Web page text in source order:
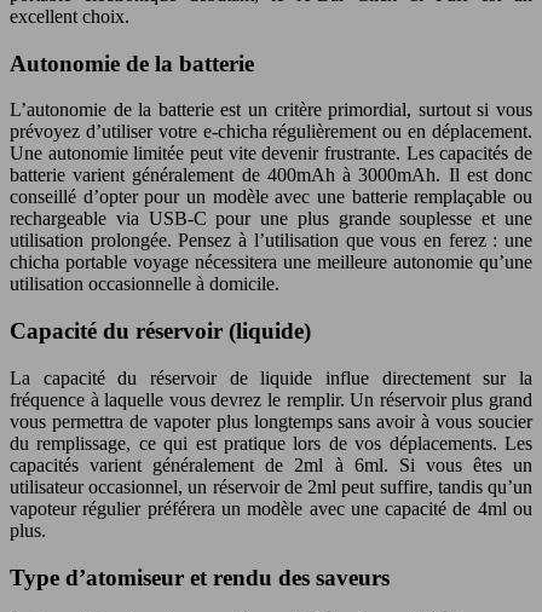
excellent choix.
Autonomie de la batterie
L’autonomie de la batterie est un critère primordial, surtout si vous
prévoyez d’utiliser votre e-chicha régulièrement ou en déplacement.
Une autonomie limitée peut vite devenir frustrante. Les capacités de
batterie varient généralement de 400mAh à 3000mAh. Il est donc
conseillé d’opter pour un modèle avec une batterie remplaçable ou
rechargeable via USB-C pour une plus grande souplesse et une
utilisation prolongée. Pensez à l’utilisation que vous en ferez : une
chicha portable voyage nécessitera une meilleure autonomie qu’une
utilisation occasionnelle à domicile.
Capacité du réservoir (liquide)
La capacité du réservoir de liquide influe directement sur la
fréquence à laquelle vous devrez le remplir. Un réservoir plus grand
vous permettra de vapoter plus longtemps sans avoir à vous soucier
du remplissage, ce qui est pratique lors de vos déplacements. Les
capacités varient généralement de 2ml à 6ml. Si vous êtes un
utilisateur occasionnel, un réservoir de 2ml peut suffire, tandis qu’un
vapoteur régulier préférera un modèle avec une capacité de 4ml ou
plus.
Type d’atomiseur et rendu des saveurs